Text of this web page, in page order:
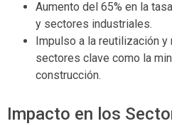
Aumento del 65% en la
y sectores industriales.
Impulso a la reutilización
sectores clave como la
construcción​.
Impacto en los